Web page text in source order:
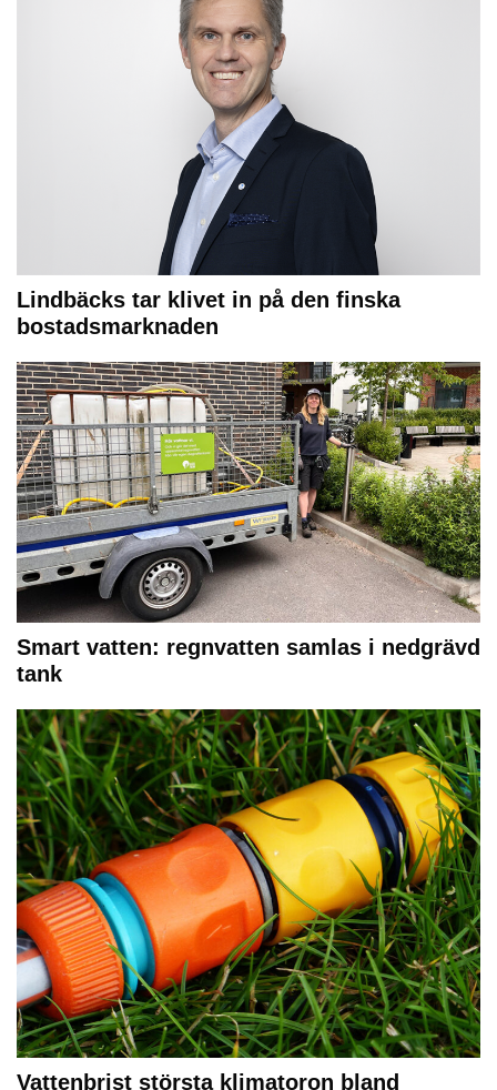
Lindbäcks tar klivet in på den finska
bostadsmarknaden
Smart vatten: regnvatten samlas i nedgrävd
tank
Vattenbrist största klimatoron bland